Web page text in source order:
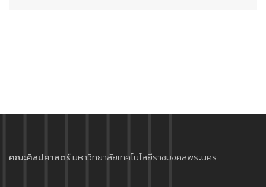
คณะศิลปศาสตร์มหาวิทยาลัยเทคโนโลยีราชมงคลพระนคร